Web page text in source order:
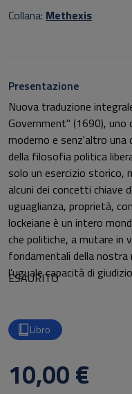
Collana: Methexis
Presentazione
Nuova traduzione
Government" (1690), uno
moderno e senz'altro una
della filosofia politica
solo un esercizio storico,
alcuni dei concetti chiave
uguaglianza, proprietà,
lockeiane è un intero
che politiche, a mutare in
fondamentali della nostra
l'uguale capacità di
ESAURITO
Libro
10,00 €